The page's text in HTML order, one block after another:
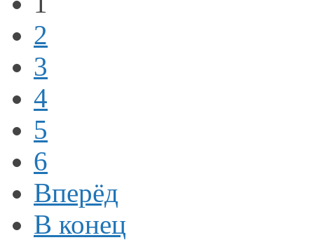
2
3
4
5
6
Вперёд
В конец